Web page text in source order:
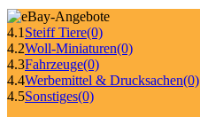
4.1 Steiff Tiere(0)
4.2Woll-Miniaturen(0)
4.3Fahrzeuge(0)
4.4Werbemittel & Drucksachen(0)
4.5Sonstiges(0)